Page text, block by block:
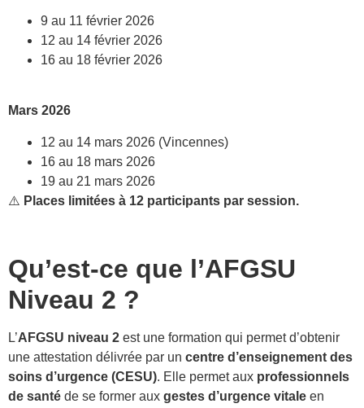
9 au 11 février 2026
12 au 14 février 2026
16 au 18 février 2026
Mars 2026
12 au 14 mars 2026 (Vincennes)
16 au 18 mars 2026
19 au 21 mars 2026
⚠️ Places limitées à 12 participants par session.
Qu’est-ce que l’AFGSU
Niveau 2 ?
L’AFGSU niveau 2 est une formation qui permet d’obtenir
une attestation délivrée par un centre d’enseignement des
soins d’urgence (CESU). Elle permet aux professionnels
de santé de se former aux gestes d’urgence vitale en